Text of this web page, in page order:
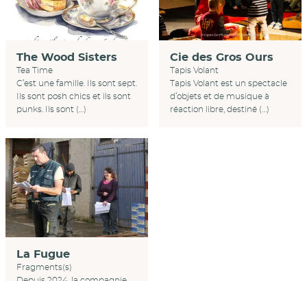
The Wood Sisters
Tea Time
C’est une famille. Ils sont sept.
Ils sont posh chics et ils sont
punks. Ils sont (…)
Cie des Gros Ours
Tapis Volant
Tapis Volant est un spectacle
d’objets et de musique à
réaction libre, destiné (…)
La Fugue
Fragments(s)